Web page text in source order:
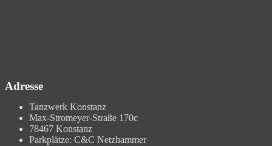
Adresse
Tanzwerk Konstanz
Max-Stromeyer-Straße 170c
78467 Konstanz
Parkplätze: C&C Netzhammer